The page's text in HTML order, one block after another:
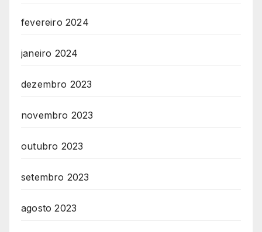
fevereiro 2024
janeiro 2024
dezembro 2023
novembro 2023
outubro 2023
setembro 2023
agosto 2023